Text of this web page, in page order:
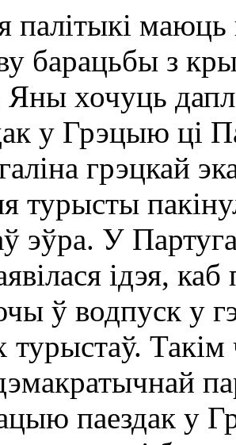
палітыкі
барацьбы з
хочуць
у Грэцыю ці
грэцкай
турысты
эўра. У
ідэя,
ў водпуск у
турыстаў.
паездак у